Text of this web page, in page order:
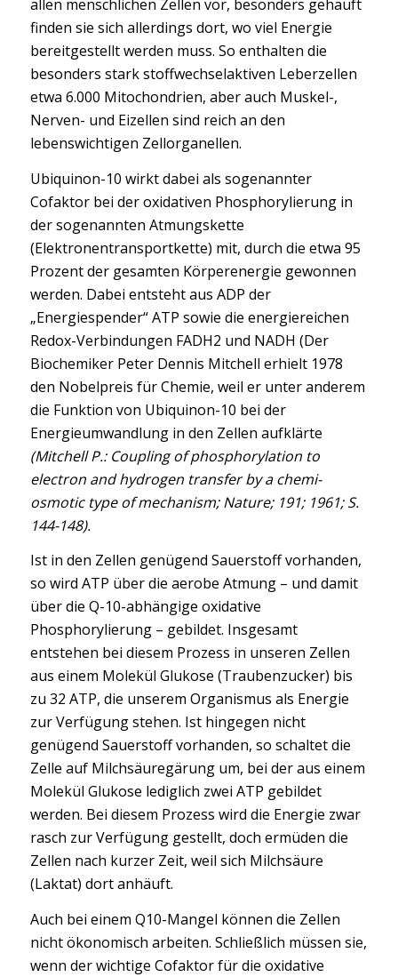
allen menschlichen Zellen vor, besonders gehäuft
finden sie sich allerdings dort, wo viel Energie
bereitgestellt werden muss. So enthalten die
besonders stark stoffwechselaktiven Leberzellen
etwa 6.000 Mitochondrien, aber auch Muskel-,
Nerven- und Eizellen sind reich an den
lebenswichtigen Zellorganellen.
Ubiquinon-10 wirkt dabei als sogenannter
Cofaktor bei der oxidativen Phosphorylierung in
der sogenannten Atmungskette
(Elektronentransportkette) mit, durch die etwa 95
Prozent der gesamten Körperenergie gewonnen
werden. Dabei entsteht aus ADP der
„Energiespender“ ATP sowie die energiereichen
Redox-Verbindungen FADH2 und NADH (Der
Biochemiker Peter Dennis Mitchell erhielt 1978
den Nobelpreis für Chemie, weil er unter anderem
die Funktion von Ubiquinon-10 bei der
Energieumwandlung in den Zellen aufklärte
(Mitchell P.: Coupling of phosphorylation to
electron and hydrogen transfer by a chemi-
osmotic type of mechanism; Nature; 191; 1961; S.
144-148).
Ist in den Zellen genügend Sauerstoff vorhanden,
so wird ATP über die aerobe Atmung – und damit
über die Q-10-abhängige oxidative
Phosphorylierung – gebildet. Insgesamt
entstehen bei diesem Prozess in unseren Zellen
aus einem Molekül Glukose (Traubenzucker) bis
zu 32 ATP, die unserem Organismus als Energie
zur Verfügung stehen. Ist hingegen nicht
genügend Sauerstoff vorhanden, so schaltet die
Zelle auf Milchsäuregärung um, bei der aus einem
Molekül Glukose lediglich zwei ATP gebildet
werden. Bei diesem Prozess wird die Energie zwar
rasch zur Verfügung gestellt, doch ermüden die
Zellen nach kurzer Zeit, weil sich Milchsäure
(Laktat) dort anhäuft.
Auch bei einem Q10-Mangel können die Zellen
nicht ökonomisch arbeiten. Schließlich müssen sie,
wenn der wichtige Cofaktor für die oxidative